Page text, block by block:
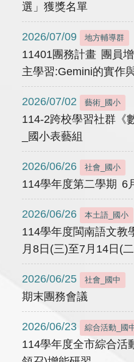
選」獲獎名單
2026/07/09 地方輔導群
11401團務計畫 團員
主學習:Gemini的實作
2026/07/02 藝術_國小
114-2跨校學習社群《
_國小表藝組
2026/06/26 社會_國小
114學年度第二學期 6
2026/06/26 本土語_國小
114學年度閩南語文教
月8日(三)至7月14日(
2026/06/25 社會_國中
期末團務會議
2026/06/23 綜合活動_國
114學年度全市綜合活